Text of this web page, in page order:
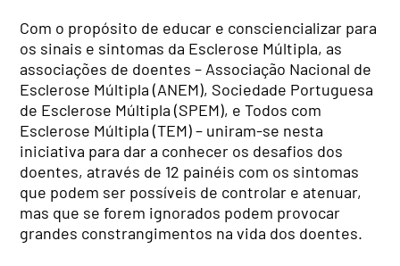
Com o propósito de educar e consciencializar para
os sinais e sintomas da Esclerose Múltipla, as
associações de doentes – Associação Nacional de
Esclerose Múltipla (ANEM), Sociedade Portuguesa
de Esclerose Múltipla (SPEM), e Todos com
Esclerose Múltipla (TEM) – uniram-se nesta
iniciativa para dar a conhecer os desafios dos
doentes, através de 12 painéis com os sintomas
que podem ser possíveis de controlar e atenuar,
mas que se forem ignorados podem provocar
grandes constrangimentos na vida dos doentes.